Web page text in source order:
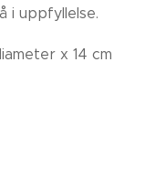
i uppfyllelse.
x 14 cm